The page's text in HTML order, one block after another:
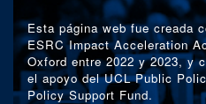
Esta página web fue creada
ESRC Impact Acceleration
Oxford entre 2022 y 2023, y
el apoyo del UCL Public
Policy Support Fund.